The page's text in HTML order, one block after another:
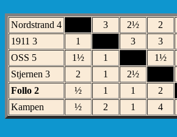
Nordstrand 4 3 2½ 2
1911 3
1 3 3
OSS 5
1½ 1 1½
Stjernen 3
2 1 2½
Follo 2
½ 1 1 2
Kampen
½ 2 1 4